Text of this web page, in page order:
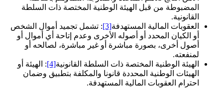
المضبوطة من قبل الهيئة الوطنية المختصة ذات السلطة
القانونية.
العقوبات المالية المستهدفة[3]: تشمل تجميد أموال الشخص
أو الكيان المحدد أو أصوله الأخرى وعدم إتاحة أي أموال أو
أصول أخرى، بصورة مباشرة أو غير مباشرة، لصالحه أو
لمنفعته.
الهيئة الوطنية المختصة ذات السلطة القانونية[4]: الهيئة أو
الهيئات الوطنية المحددة قانونا والمكلفة بتطبيق وضمان
احترام العقوبات المالية المستهدفة.